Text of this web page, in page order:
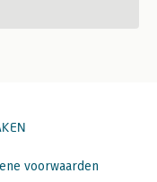
voorwaarden